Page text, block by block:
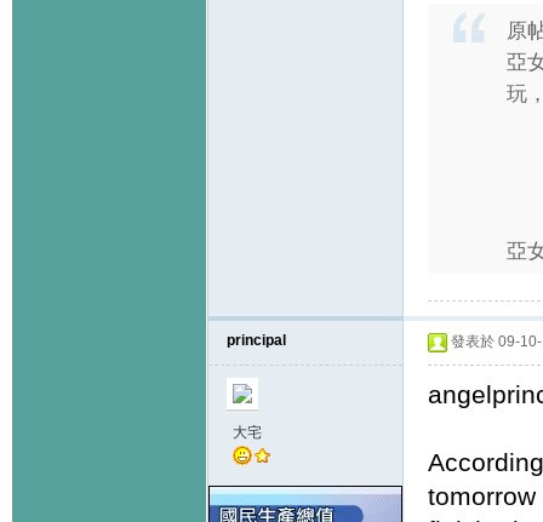
原
亞
玩
亞
principal
大宅
發表於 09-